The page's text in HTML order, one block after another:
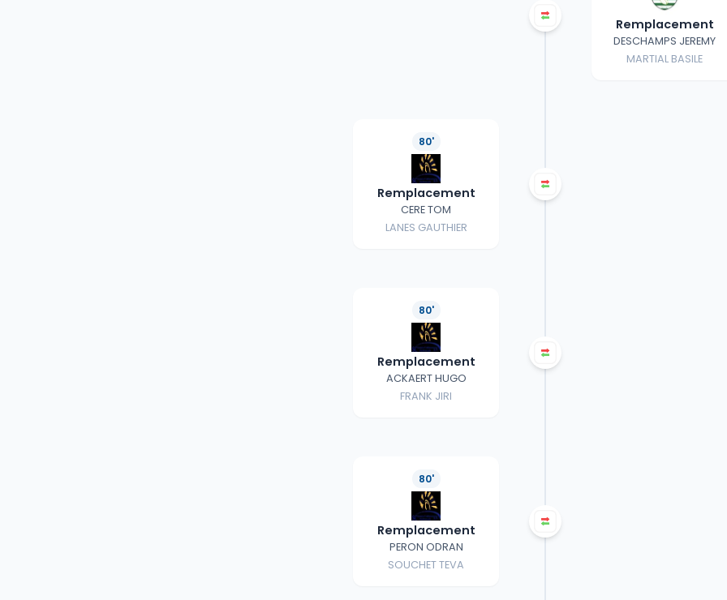
Remplacement
DESCHAMPS JEREMY
MARTIAL BASILE
80'
Remplacement
CERE TOM
LANES GAUTHIER
80'
Remplacement
ACKAERT HUGO
FRANK JIRI
80'
Remplacement
PERON ODRAN
SOUCHET TEVA